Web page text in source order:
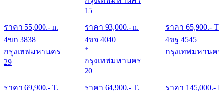
ราคา 55,000.- n.
15
ราคา 93,000.- n. ราคา 65,900.-
4ขก 3838
กรุงเทพมหานคร
29
ราคา 69,900.- T.
4ขจ 4040
*
กรุงเทพมหานคร
20
ราคา 64,900.- T.
4ขฐ 4545
กรุงเทพมหานค
ราคา 145,000.-